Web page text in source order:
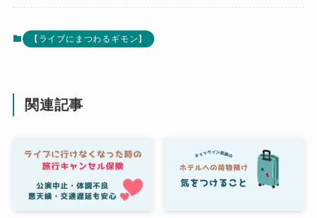
【ライブにまつわるギモン】
関連記事